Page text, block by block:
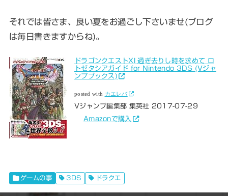
それでは皆さま、良い夏をお過ごし下さいませ(ブログ
は毎日書きますからね)。
ドラゴンクエストXI 過ぎ去りし時を求めて ロ
トゼタシアガイド for Nintendo 3DS (Vジャ
ンプブックス)
posted with カエレバ
Vジャンプ編集部 集英社 2017-07-29
Amazonで購入
ゲームの事 3DS ドラクエ